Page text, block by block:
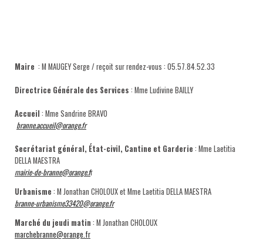
Maire : M MAUGEY Serge / reçoit sur rendez-vous : 05.57.84.52.33
Directrice Générale des Services : Mme Ludivine BAILLY
Accueil : Mme Sandrine BRAVO
branne.accueil@orange.fr
Secrétariat général, État-civil, Cantine et Garderie : Mme Laetitia
DELLA MAESTRA
mairie-de-branne@orange.fr
Urbanisme : M Jonathan CHOLOUX et Mme Laetitia DELLA MAESTRA
branne-urbanisme33420@orange.fr
Marché du jeudi matin : M Jonathan CHOLOUX
marchebranne@orange.fr